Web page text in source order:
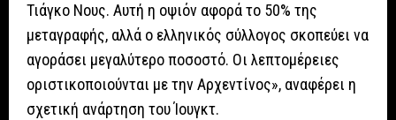
Τιάγκο Νους. Αυτή η οψιόν αφορά το 50% της
μεταγραφής, αλλά ο ελληνικός σύλλογος σκοπεύει να
αγοράσει μεγαλύτερο ποσοστό. Οι λεπτομέρειες
οριστικοποιούνται με την Αρχεντίνος», αναφέρει η
σχετική ανάρτηση του Ίουγκτ.